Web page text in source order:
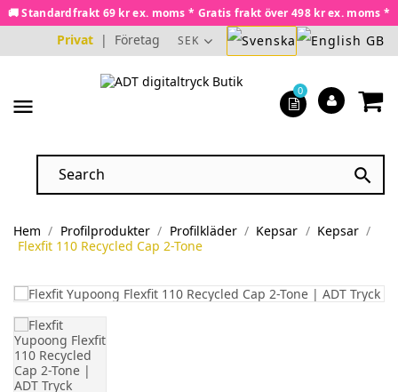
🚚 Standardfrakt 69 kr ex. moms * Gratis frakt över 498 kr ex. moms *
Privat | Företag SEK
menu

0
Hem Profilprodukter Profilkläder Kepsar
Kepsar
Flexfit 110 Recycled Cap 2-Tone